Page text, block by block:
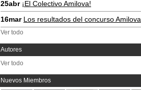
25abr ¡El Colectivo Amilova!
16mar Los resultados del concurso Amilova
Ver todo
Autores
Ver todo
Nuevos Miembros